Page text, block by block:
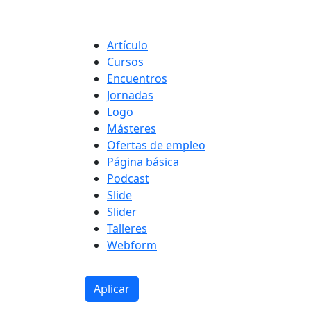
Tipo de contenido
Artículo
Cursos
Encuentros
Jornadas
Logo
Másteres
Ofertas de empleo
Página básica
Podcast
Slide
Slider
Talleres
Webform